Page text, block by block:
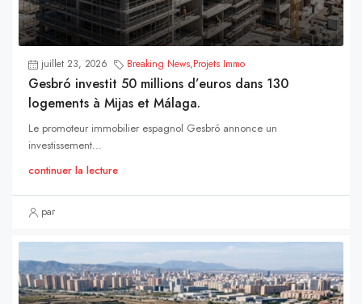
juillet 23, 2026 Breaking News,Projets Immo
Gesbró investit 50 millions d’euros dans 130
logements à Mijas et Málaga.
Le promoteur immobilier espagnol Gesbró annonce un
investissement...
continuer la lecture
par